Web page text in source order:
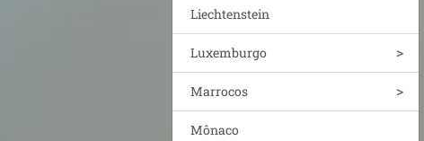
Liechtenstein
Luxemburgo
Marrocos
Mônaco